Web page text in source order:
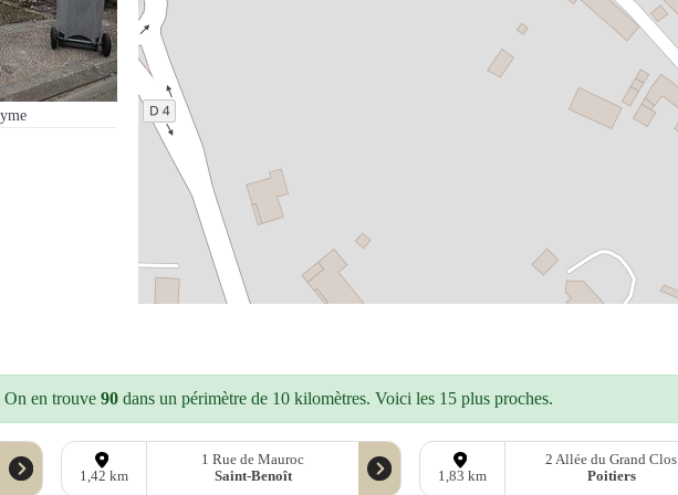
On en trouve 90 dans un périmètre de 10 kilomètres. Voici les 15 plus proches.
1,42 km
1 Rue de Mauroc
Saint-Benoît
1,83 km
2 Allée du Grand Clos
Poitiers